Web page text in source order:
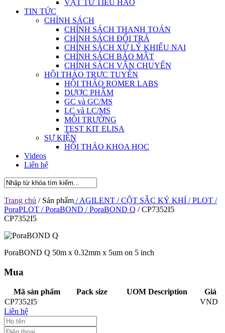
VẬT TƯ TIÊU HAO
TIN TỨC
CHÍNH SÁCH
CHÍNH SÁCH THANH TOÁN
CHÍNH SÁCH ĐỔI TRẢ
CHÍNH SÁCH XỬ LÝ KHIẾU NẠI
CHÍNH SÁCH BẢO MẬT
CHÍNH SÁCH VẬN CHUYỂN
HỘI THẢO TRỰC TUYẾN
HỘI THẢO ROMER LABS
DƯỢC PHẨM
GC và GC/MS
LC và LC/MS
MÔI TRƯỜNG
TEST KIT ELISA
SỰ KIỆN
HỘI THẢO KHOA HỌC
Videos
Liên hệ
Trang chủ / Sản phẩm / AGILENT / CỘT SẮC KÝ KHÍ / PLOT /
PoraPLOT / PoraBOND / PoraBOND Q / CP7352I5
CP7352I5
PoraBOND Q 50m x 0.32mm x 5um on 5 inch
Mua
Mã sản phẩm Pack size UOM Description
Giá
CP7352I5
VND
Liên hệ